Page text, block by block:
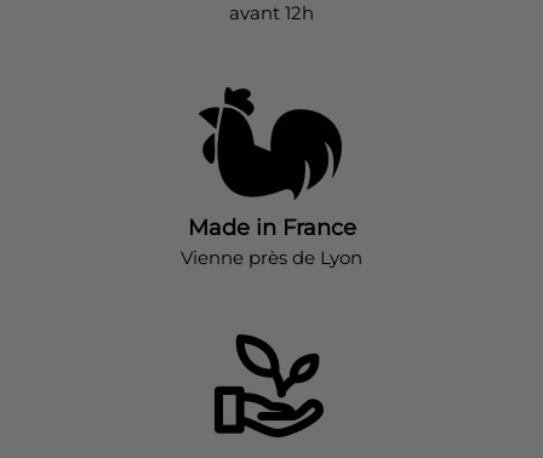
avant 12h
Made in France
Vienne près de Lyon